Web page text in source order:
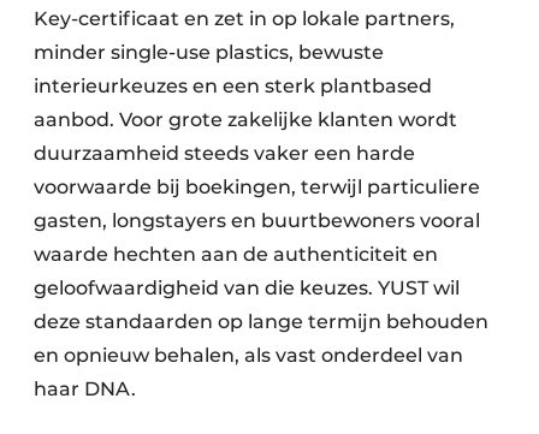
Key-certificaat en zet in op lokale partners,
minder single-use plastics, bewuste
interieurkeuzes en een sterk plantbased
aanbod. Voor grote zakelijke klanten wordt
duurzaamheid steeds vaker een harde
voorwaarde bij boekingen, terwijl particuliere
gasten, longstayers en buurtbewoners vooral
waarde hechten aan de authenticiteit en
geloofwaardigheid van die keuzes. YUST wil
deze standaarden op lange termijn behouden
en opnieuw behalen, als vast onderdeel van
haar DNA.